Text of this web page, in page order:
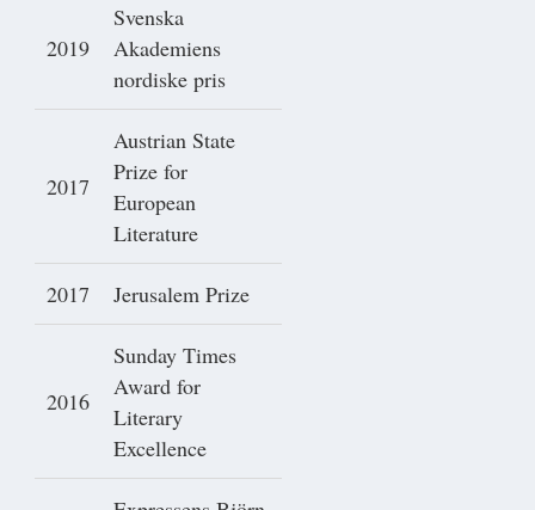
2019
Svenska
Akademiens
nordiske pris
2017
Austrian State
Prize for
European
Literature
2017 Jerusalem Prize
2016
Sunday Times
Award for
Literary
Excellence